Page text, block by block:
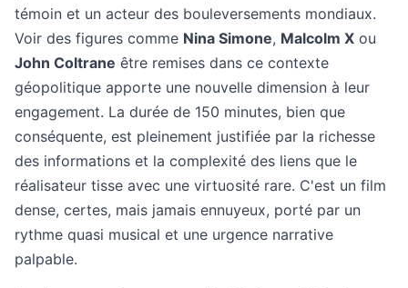
témoin et un acteur des bouleversements mondiaux.
Voir des figures comme Nina Simone, Malcolm X ou
John Coltrane être remises dans ce contexte
géopolitique apporte une nouvelle dimension à leur
engagement. La durée de 150 minutes, bien que
conséquente, est pleinement justifiée par la richesse
des informations et la complexité des liens que le
réalisateur tisse avec une virtuosité rare. C'est un film
dense, certes, mais jamais ennuyeux, porté par un
rythme quasi musical et une urgence narrative
palpable.